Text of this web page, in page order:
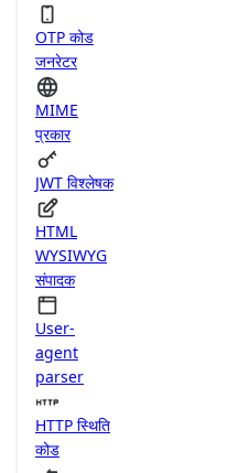
OTP कोड
जनरेटर
MIME
प्रकार
JWT विश्लेषक
HTML
WYSIWYG
संपादक
User-
agent
parser
HTTP स्थिति
कोड